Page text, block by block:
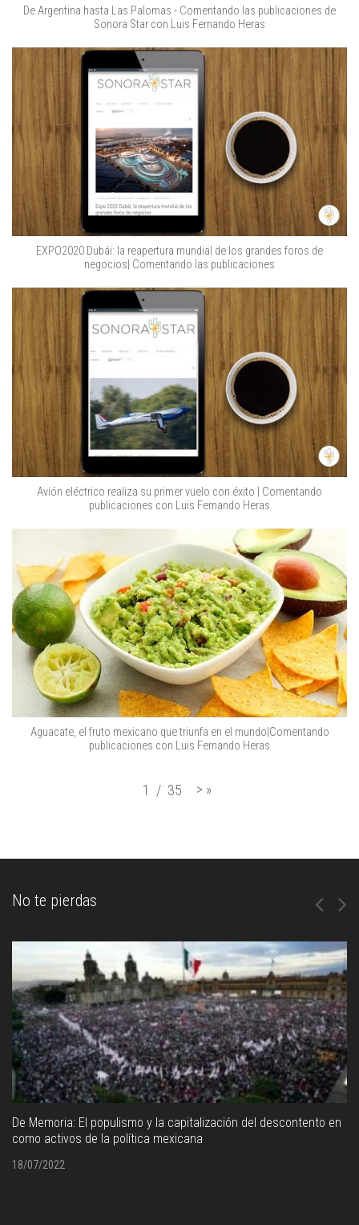
De Argentina hasta Las Palomas - Comentando las publicaciones de
Sonora Star con Luis Fernando Heras
EXPO2020 Dubái: la reapertura mundial de los grandes foros de
negocios| Comentando las publicaciones
Avión eléctrico realiza su primer vuelo con éxito | Comentando
publicaciones con Luis Fernando Heras
Aguacate, el fruto mexicano que triunfa en el mundo|Comentando
publicaciones con Luis Fernando Heras
1 / 35 > »
No te pierdas
De Memoria: El populismo y la capitalización del descontento en
como activos de la política mexicana
18/07/2022